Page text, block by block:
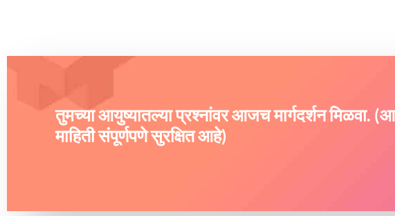
तुमच्या आयुष्यातल्या प्रश्नांवर आजच मार्गदर्शन मिळवा.
माहिती संपूर्णपणे सुरक्षित आहे)